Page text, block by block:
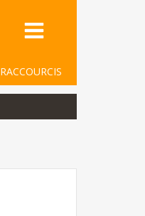
RACCOURCIS